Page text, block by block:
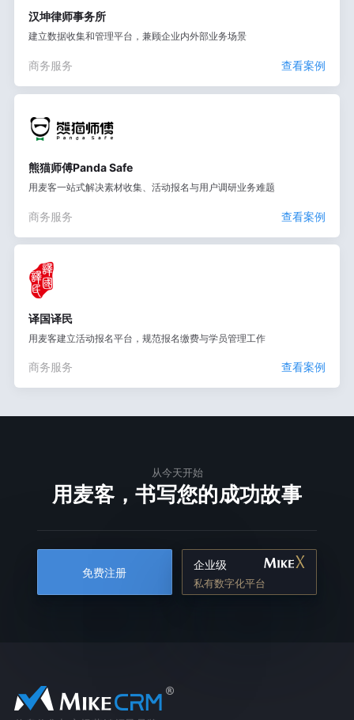
汉坤律师事务所
建立数据收集和管理平台，兼顾企业内外部业务场景
商务服务 查看案例
熊猫师傅Panda Safe
用麦客一站式解决素材收集、活动报名与用户调研业务难题
商务服务 查看案例
译国译民
用麦客建立活动报名平台，规范报名缴费与学员管理工作
商务服务 查看案例
从今天开始
用麦客，书写您的成功故事
免费注册
企业级
私有数字化平台